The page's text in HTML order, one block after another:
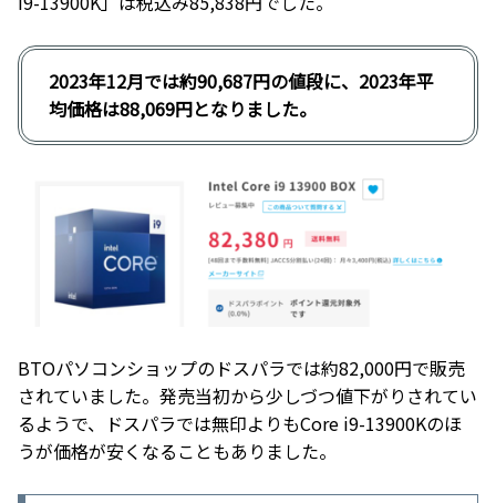
2023年12月では約90,687円の値段に、2023年平
均価格は88,069円となりました。
BTOパソコンショップのドスパラでは約82,000円で販売
されていました。発売当初から少しづつ値下がりされてい
るようで、ドスパラでは無印よりもCore i9-13900Kのほ
うが価格が安くなることもありました。